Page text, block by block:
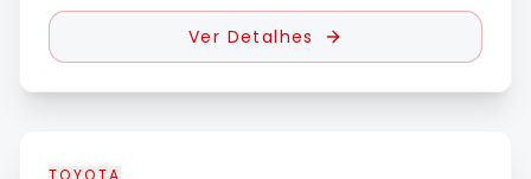
Ver Detalhes
TOYOTA